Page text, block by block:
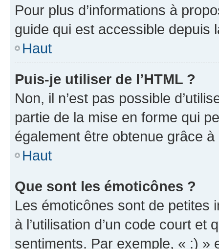
Pour plus d’informations à
guide qui est accessible depuis
Haut
Puis-je utiliser de l’HTML ?
Non, il n’est pas possible
partie de la mise en forme qui
également être obtenue grâce à
Haut
Que sont les émoticônes ?
Les émoticônes sont de petites
à l’utilisation d’un code court et
sentiments. Par exemple, « :) »